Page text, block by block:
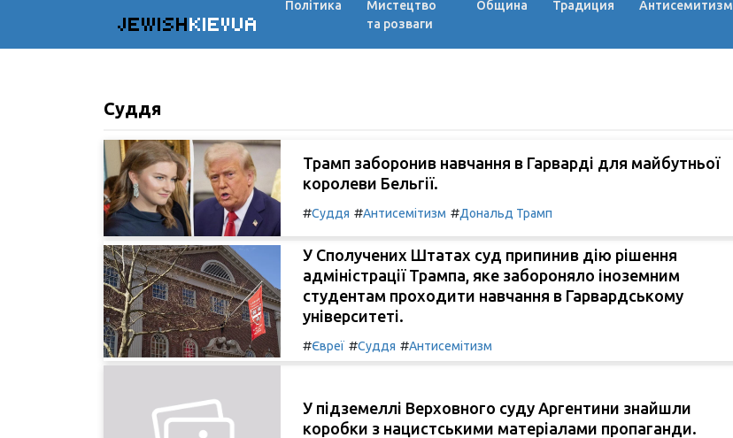
JEWISHKIEVUA
Політика
Мистецтво
та розваги
Община Традиция Антисемитизм
Суддя
Трамп заборонив навчання в Гарварді для майбутньої
королеви Бельгії.
#Суддя #Антисемітизм #Дональд Трамп
У Сполучених Штатах суд припинив дію рішення
адміністрації Трампа, яке забороняло іноземним
студентам проходити навчання в Гарвардському
університеті.
#Євреї #Суддя #Антисемітизм
У підземеллі Верховного суду Аргентини знайшли
коробки з нацистськими матеріалами пропаганди.